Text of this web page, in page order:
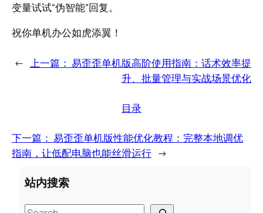
变量试试“伪智能”回复。
祝你单机办公如虎添翼！
← 上一篇： 易歪歪单机版高阶使用指南：话术效率提
升、批量管理与实战场景优化
目录
下一篇： 易歪歪单机版性能优化教程：完整本地调优
指南，让低配电脑也能丝滑运行 →
站内搜索